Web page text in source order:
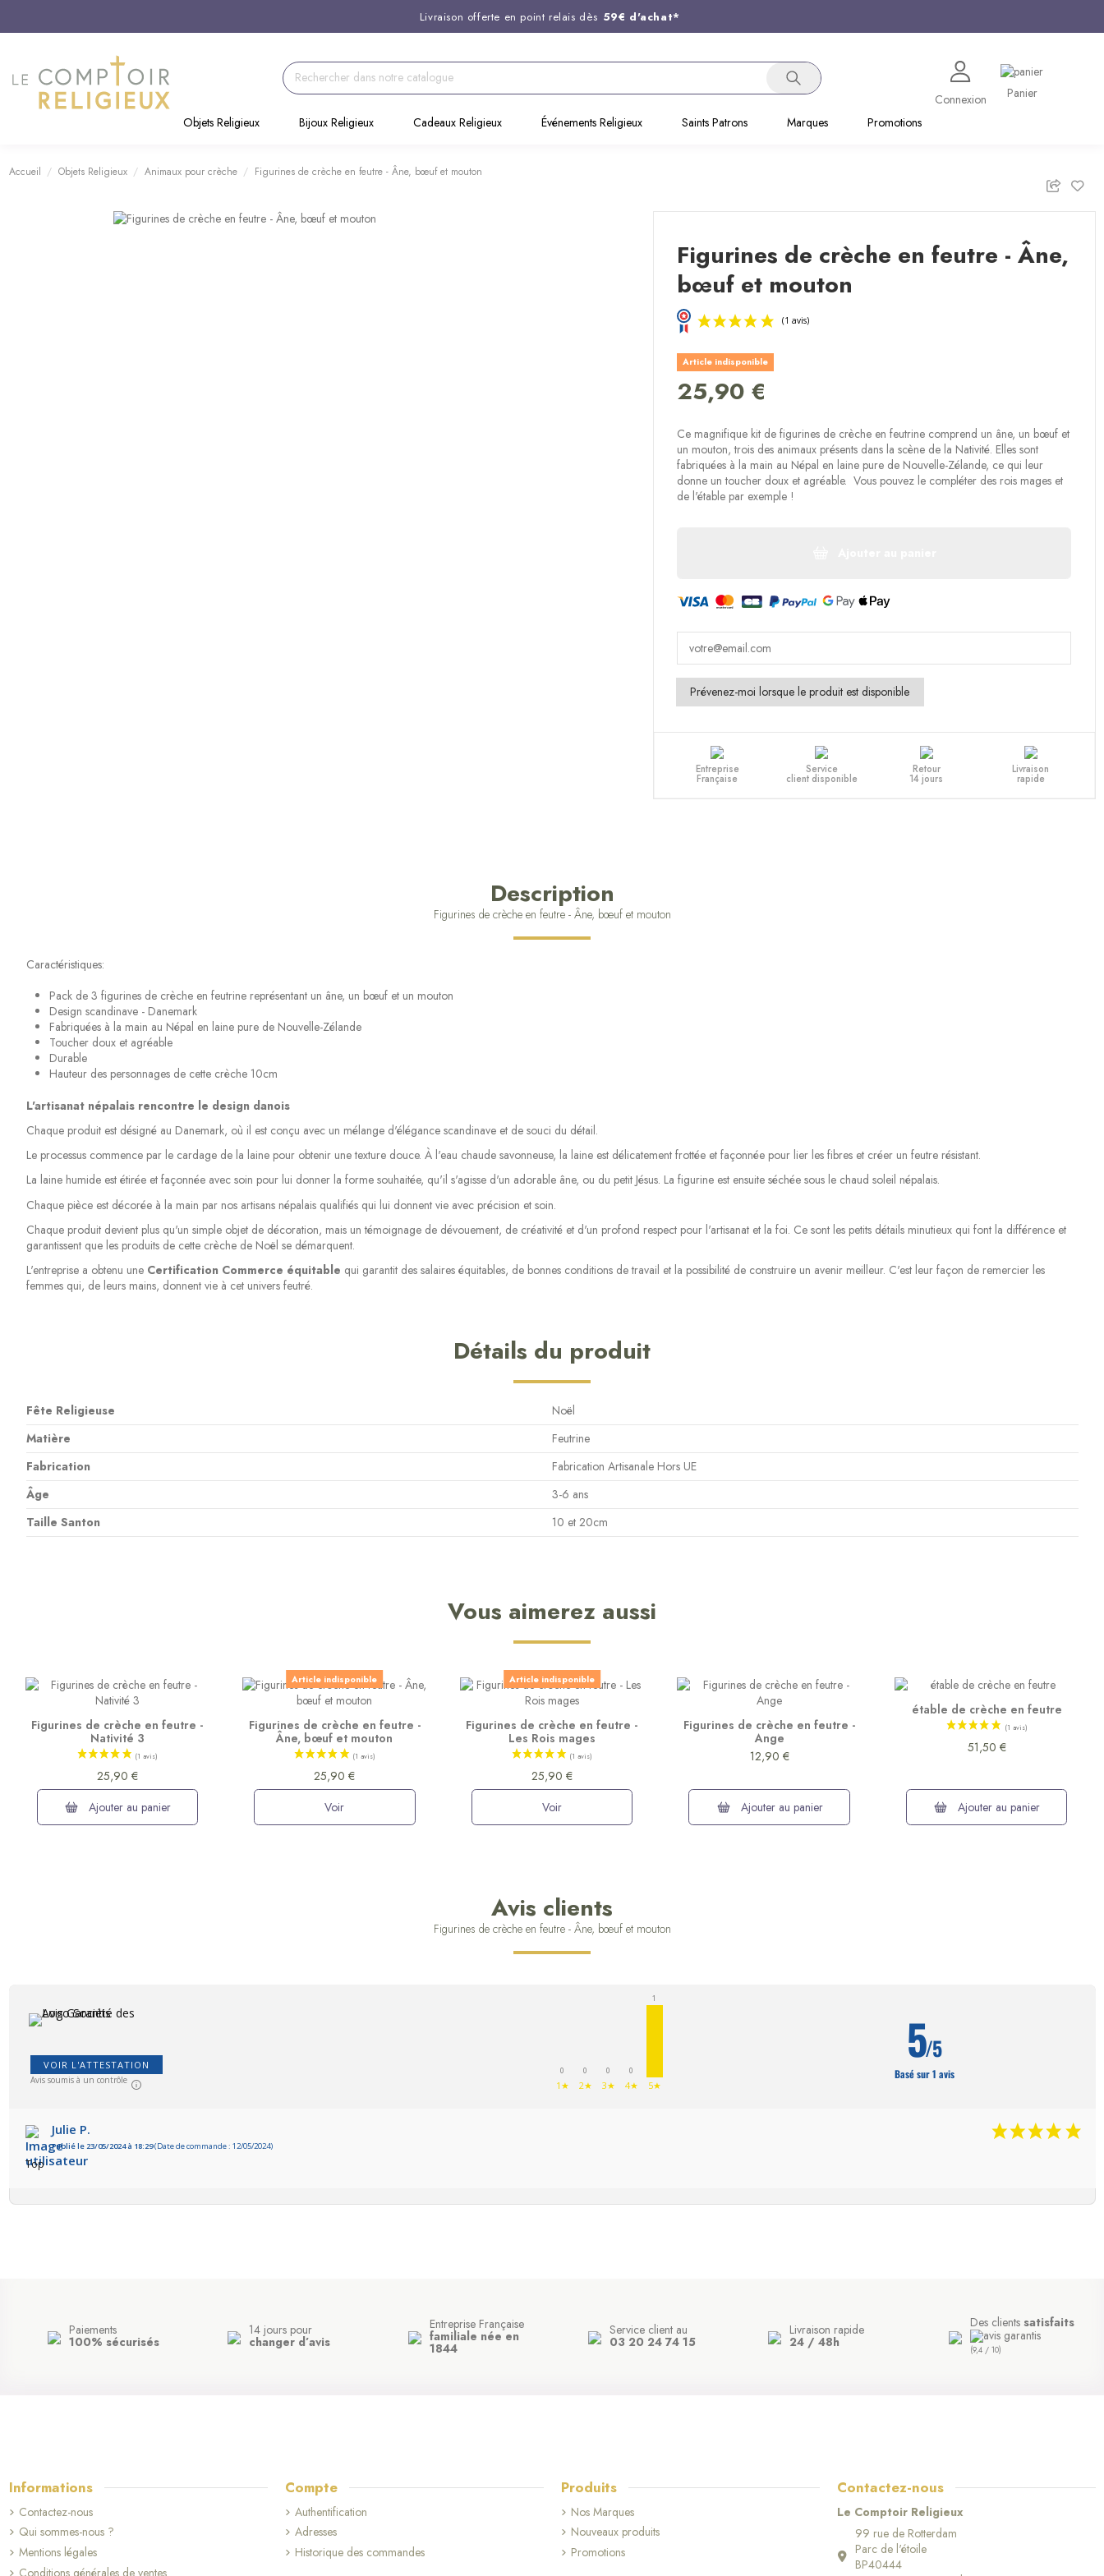
Livraison offerte en point relais dès 59€ d'achat*
Support client disponible au
Commandez avant 14H, expédition le jour même !
Connexion
Panier
Objets Religieux
Bijoux Religieux Cadeaux Religieux Événements Religieux Saints Patrons Marques Promotions
Accueil Objets Religieux Animaux pour crèche Figurines de crèche en feutre - Âne, bœuf et mouton
Figurines de crèche en feutre - Âne,
bœuf et mouton
Article indisponible
25,90 €
Ce magnifique kit de figurines de crèche en feutrine comprend un âne, un bœuf et
un mouton, trois des animaux présents dans la scène de la Nativité. Elles sont
fabriquées à la main au Népal en laine pure de Nouvelle-Zélande, ce qui leur
donne un toucher doux et agréable. Vous pouvez le compléter des rois mages et
de l'étable par exemple !
Entreprise
Française
Service
client disponible
Retour
14 jours
Livraison
rapide
Description
Figurines de crèche en feutre - Âne, bœuf et mouton
Caractéristiques:
Pack de 3 figurines de crèche en feutrine représentant un âne, un bœuf et un mouton
Design scandinave - Danemark
Fabriquées à la main au Népal en laine pure de Nouvelle-Zélande
Toucher doux et agréable
Durable
Hauteur des personnages de cette crèche 10cm
L'artisanat népalais rencontre le design danois
Chaque produit est désigné au Danemark, où il est conçu avec un mélange d'élégance scandinave et de souci du détail.
Le processus commence par le cardage de la laine pour obtenir une texture douce. À l'eau chaude savonneuse, la laine est délicatement frottée et façonnée pour lier les fibres et créer un feutre résistant.
La laine humide est étirée et façonnée avec soin pour lui donner la forme souhaitée, qu'il s'agisse d'un adorable âne, ou du petit Jésus. La figurine est ensuite séchée sous le chaud soleil népalais.
Chaque pièce est décorée à la main par nos artisans népalais qualifiés qui lui donnent vie avec précision et soin.
Chaque produit devient plus qu'un simple objet de décoration, mais un témoignage de dévouement, de créativité et d'un profond respect pour l'artisanat et la foi. Ce sont les petits détails minutieux qui font la différence et
garantissent que les produits de cette crèche de Noël se démarquent.
L'entreprise a obtenu une Certification Commerce équitable qui garantit des salaires équitables, de bonnes conditions de travail et la possibilité de construire un avenir meilleur. C'est leur façon de remercier les
femmes qui, de leurs mains, donnent vie à cet univers feutré.
Détails du produit
Fête Religieuse
Noël
Matière
Feutrine
Fabrication
Fabrication Artisanale Hors UE
Âge
3-6 ans
Taille Santon
10 et 20cm
Vous aimerez aussi
Figurines de crèche en feutre -
Nativité 3
25,90 €
Ajouter au panier
Article indisponible
Figurines de crèche en feutre -
Âne, bœuf et mouton
25,90 €
Voir
Article indisponible
Figurines de crèche en feutre -
Les Rois mages
25,90 €
Voir
Figurines de crèche en feutre -
Ange
12,90 €
Ajouter au panier
étable de crèche en feutre
51,50 €
Ajouter au panier
Avis clients
Figurines de crèche en feutre - Âne, bœuf et mouton
VOIR L'ATTESTATION
Avis soumis à un contrôle
0
1★
0
2★
0
3★
0
4★
1
5★
5/5
Basé sur 1 avis
Julie P.
Publié le 23/05/2024 à 18:29(Date de commande : 12/05/2024)
Top
Paiements
100% sécurisés
14 jours pour
changer d’avis
Entreprise Française
familiale née en
1844
Service client au
03 20 24 74 15
Livraison rapide
24 / 48h
Des clients satisfaits
(9,4 / 10)
Informations
Contactez-nous
Qui sommes-nous ?
Mentions légales
Conditions générales de ventes
Compte
Authentification
Adresses
Historique des commandes
Produits
Nos Marques
Nouveaux produits
Promotions
Contactez-nous
Le Comptoir Religieux
99 rue de Rotterdam
Parc de l'étoile
BP40444